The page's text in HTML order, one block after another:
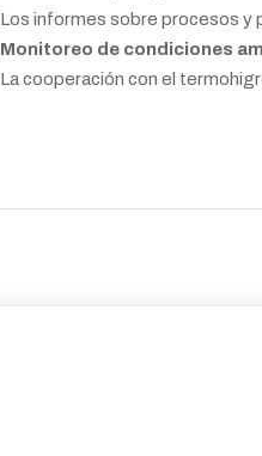
Los informes sobre procesos y
Monitoreo de condiciones
La cooperación con el